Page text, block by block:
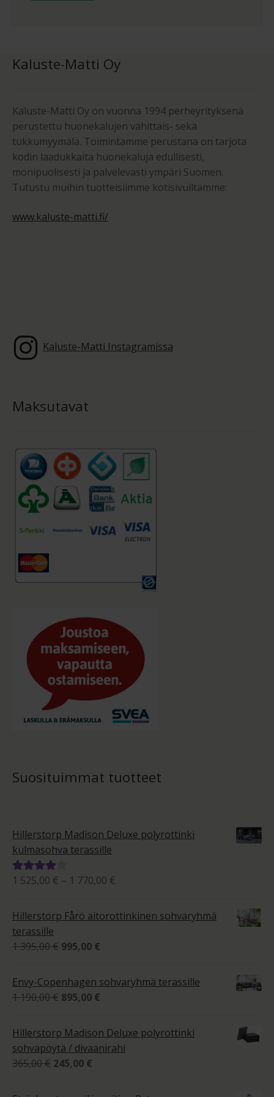
Kaluste-Matti Oy
Kaluste-Matti Oy on vuonna 1994 perheyrityksenä
perustettu huonekalujen vähittäis- sekä
tukkumyymälä. Toimintamme perustana on tarjota
kodin laadukkaita huonekaluja edullisesti,
monipuolisesti ja palvelevasti ympäri Suomen.
Tutustu muihin tuotteisiimme kotisivuiltamme:
www.kaluste-matti.fi/
Kaluste-Matti Instagramissa
Maksutavat
Suosituimmat tuotteet
Hillerstorp Madison Deluxe polyrottinki
kulmasohva terassille
Arvostelu
4.00
1 525,00 € – 1 770,00 €
525,00 €
Hillerstorp Fårö aitorottinkinen sohvaryhmä
terassille
1 395,00€ Alkuperäinen
oli:
1
995,00 €
on:
995,00 €.
Envy-Copenhagen sohvaryhmä terassille
1 190,00€ Alkuperäinen
oli:
1
190,00 €.
895,00 €
on:
895,00 €.
Hillerstorp Madison Deluxe polyrottinki
sohvapöytä / divaanirahi
365,00€ Alkuperäinen
oli:
245,00 €
on: